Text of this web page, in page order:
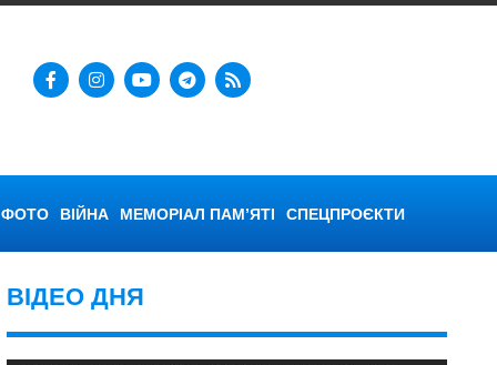
ФОТО ВІЙНА МЕМОРІАЛ ПАМ’ЯТІ СПЕЦПРОЄКТИ
ВІДЕО ДНЯ